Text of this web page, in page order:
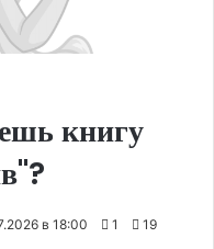
книгу
в 18:00 1 19